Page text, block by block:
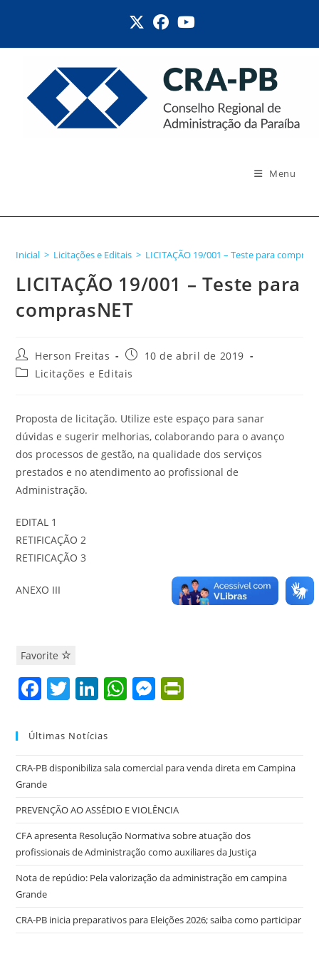
Menu
Inicial > Licitações e Editais > LICITAÇÃO 19/001 – Teste para
LICITAÇÃO 19/001 – Teste para
comprasNET
Autor
do
post:
Herson Freitas
Post
publicado:
10 de abril de 2019
Categoria
Licitações e Editais
Proposta de licitação. Utilize este espaço para sanar
dúvidas e sugerir melhorias, colaborando para o avanço
dos processos de gestão, na qualidade dos serviços
prestados e no atendimento ao profissional de
Administração.
EDITAL 1
RETIFICAÇÃO 2
RETIFICAÇÃO 3
ANEXO III
Favorite
F
c
e
b
o
o
k
T
itt
er
Li
k
dI
n
W
A
p
p
M
e
n
g
er
e
dl
y
Últimas Notícias
CRA-PB disponibiliza sala comercial para venda direta em Campina
Grande
PREVENÇÃO AO ASSÉDIO E VIOLÊNCIA
CFA apresenta Resolução Normativa sobre atuação dos
profissionais de Administração como auxiliares da Justiça
Nota de repúdio: Pela valorização da administração em campina
Grande
CRA-PB inicia preparativos para Eleições 2026; saiba como participar